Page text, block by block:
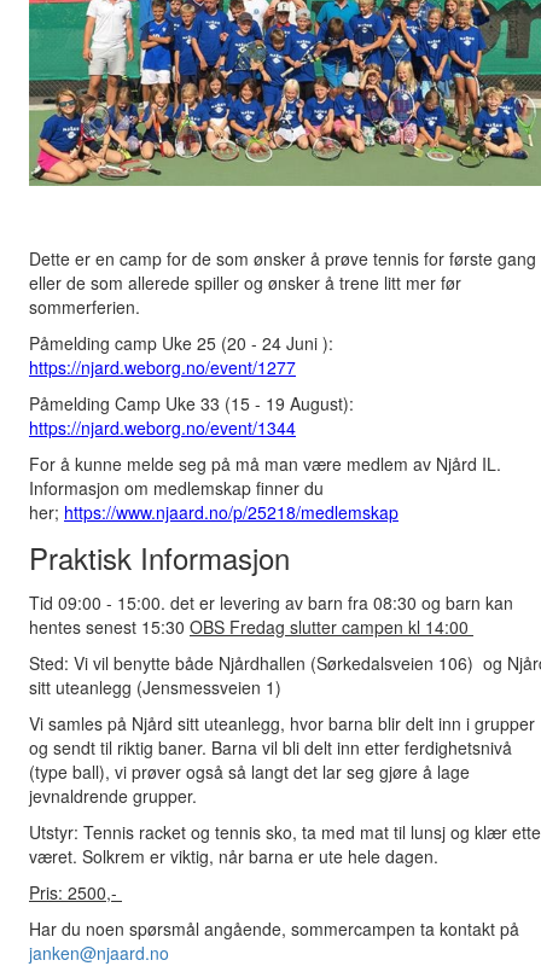
Dette er en camp for de som ønsker å prøve tennis for første gang
eller de som allerede spiller og ønsker å trene litt mer før
sommerferien.
Påmelding camp Uke 25 (20 - 24 Juni ):
https://njard.weborg.no/event/1277
Påmelding Camp Uke 33 (15 - 19 August):
https://njard.weborg.no/event/1344
For å kunne melde seg på må man være medlem av Njård IL.
Informasjon om medlemskap finner du
her; https://www.njaard.no/p/25218/medlemskap
Praktisk Informasjon
Tid 09:00 - 15:00. det er levering av barn fra 08:30 og barn kan
hentes senest 15:30 OBS Fredag slutter campen kl 14:00
Sted: Vi vil benytte både Njårdhallen (Sørkedalsveien 106) og
sitt uteanlegg (Jensmessveien 1)
Vi samles på Njård sitt uteanlegg, hvor barna blir delt inn i grupper
og sendt til riktig baner. Barna vil bli delt inn etter ferdighetsnivå
(type ball), vi prøver også så langt det lar seg gjøre å lage
jevnaldrende grupper.
Utstyr: Tennis racket og tennis sko, ta med mat til lunsj og klær
været. Solkrem er viktig, når barna er ute hele dagen.
Pris: 2500,-
Har du noen spørsmål angående, sommercampen ta kontakt på
janken@njaard.no